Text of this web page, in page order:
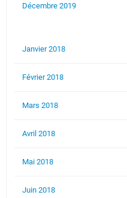
Décembre 2019
Janvier 2018
Février 2018
Mars 2018
Avril 2018
Mai 2018
Juin 2018